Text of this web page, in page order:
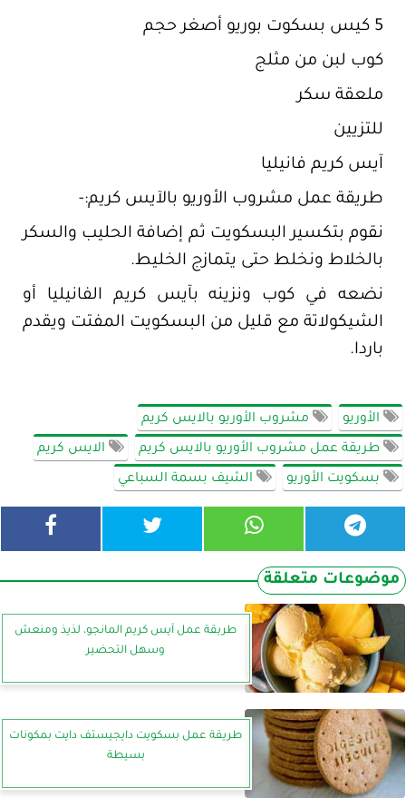
5 كيس بسكوت بوريو أصغر حجم
كوب لبن من مثلج
ملعقة سكر
للتزيين
آيس كريم فانيليا
طريقة عمل مشروب الأوريو بالآيس كريم:-
نقوم بتكسير البسكويت ثم إضافة الحليب والسكر
بالخلاط ونخلط حتى يتمازج الخليط.
نضعه في كوب ونزينه بآيس كريم الفانيليا أو
الشيكولاتة مع قليل من البسكويت المفتت ويقدم
باردا.
الأوريو مشروب الأوريو بالايس كريم
طريقة عمل مشروب الأوريو بالايس كريم الايس كريم
بسكويت الأوريو الشيف بسمة السباعي
موضوعات متعلقة
طريقة عمل آيس كريم المانجو، لذيذ ومنعش
وسهل التحضير
طريقة عمل بسكويت دايجيستف دايت بمكونات
بسيطة